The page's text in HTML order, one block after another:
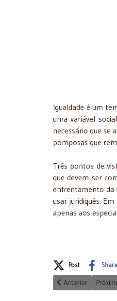
Igualdade é um
uma variável
necessário que se
pomposas que
Três pontos de
que devem ser
enfrentamento da
usar juridiquês.
apenas aos
Share on
Post Share
Artigo anterior:
Anterior